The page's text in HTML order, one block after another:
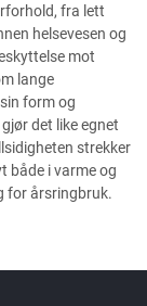
fra lett
helsevesen og
mot
lange
form og
det like egnet
strekker
både i varme og
for årsringbruk.